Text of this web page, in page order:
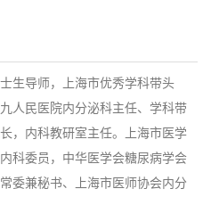
生导师，上海市优秀学科带头
人民医院内分泌科主任、学科带
，内科教研室主任。上海市医学
科委员，中华医学会糖尿病学会
委兼秘书、上海市医师协会内分